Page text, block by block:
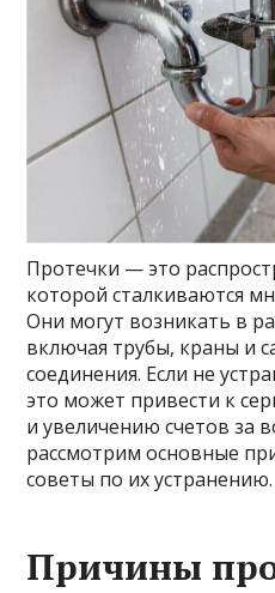
Протечки — это
которой сталкиваются
Они могут возникать в
включая трубы, краны и
соединения. Если не
это может привести к
и увеличению счетов за
рассмотрим основные
советы по их устранению.
Причины